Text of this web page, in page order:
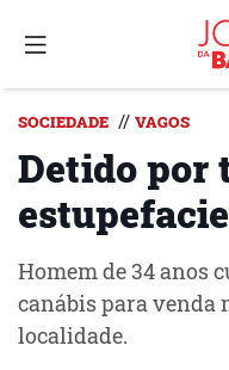
SOCIEDADE // VAGOS
Detido por
Homem de 34 anos
canábis para venda
localidade.